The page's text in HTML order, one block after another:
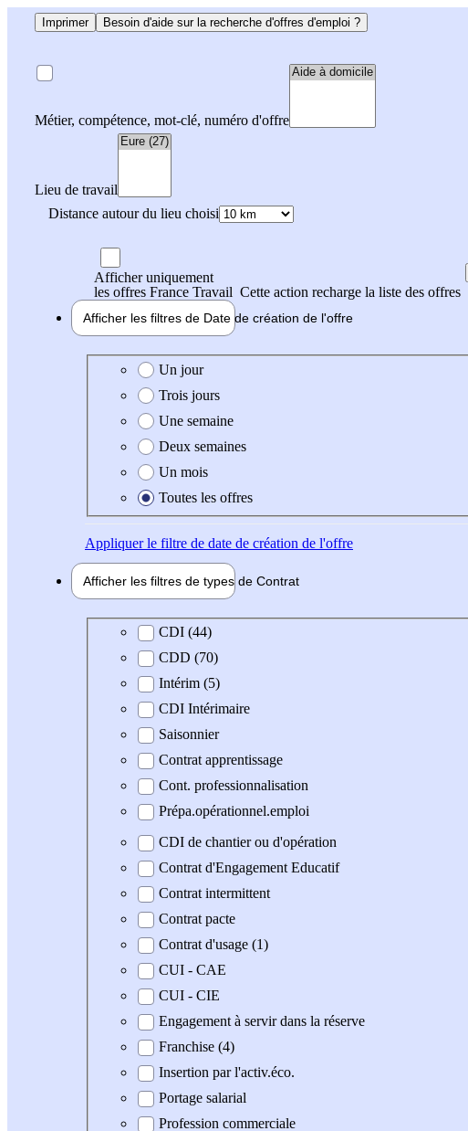
Imprimer Besoin d'aide sur la recherche d'offres d'emploi ?
Métier, compétence, mot-clé, numéro d'offre
Lieu de travail
Distance autour du lieu choisi
Afficher uniquement
les offres France Travail Cette action recharge la liste des offres
Afficher les filtres de Date de création de l'offre
Date de création de l'offre
Un jour
Trois jours
Une semaine
Deux semaines
Un mois
Toutes les offres
Appliquerle filtre de date de création de l'offre
Afficher les filtres de types de Contrat
Type de contratCDI (44)
CDD (70)
Intérim (5)
CDI Intérimaire
Saisonnier
Contrat apprentissage
Cont. professionnalisation
Prépa.opérationnel.emploi
CDI de chantier ou d'opération
Contrat d'Engagement Educatif
Contrat intermittent
Contrat pacte
Contrat d'usage (1)
CUI - CAE
CUI - CIE
Engagement à servir dans la réserve
Franchise (4)
Insertion par l'activ.éco.
Portage salarial
Profession commerciale